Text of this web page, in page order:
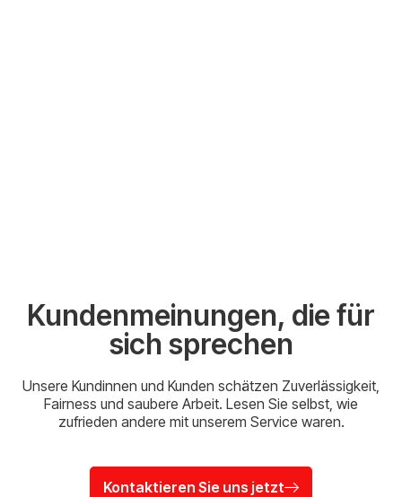
Kundenmeinungen, die für
sich sprechen
Unsere Kundinnen und Kunden schätzen Zuverlässigkeit,
Fairness und saubere Arbeit. Lesen Sie selbst, wie
zufrieden andere mit unserem Service waren.
Kontaktieren Sie uns jetzt